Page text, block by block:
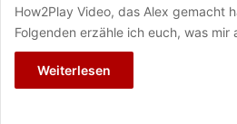
How2Play Video, das Alex gemacht
Folgenden erzähle ich euch, was
Weiterlesen